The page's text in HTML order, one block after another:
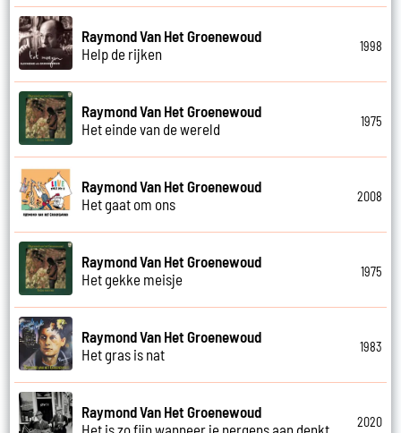
Raymond Van Het Groenewoud
Help de rijken
1998
Raymond Van Het Groenewoud
Het einde van de wereld
1975
Raymond Van Het Groenewoud
Het gaat om ons
2008
Raymond Van Het Groenewoud
Het gekke meisje
1975
Raymond Van Het Groenewoud
Het gras is nat
1983
Raymond Van Het Groenewoud
Het is zo fijn wanneer je nergens aan denkt
2020